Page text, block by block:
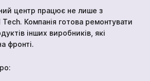
центр працює не лише з
Компанія готова ремонтувати
інших виробників, які
фронті.